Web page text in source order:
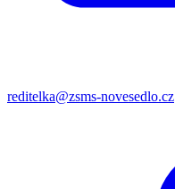
reditelka@zsms-novesedlo.cz